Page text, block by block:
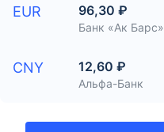
EUR 96,30 ₽
Банк «Ак Барс»
CNY 12,60 ₽
Альфа-Банк